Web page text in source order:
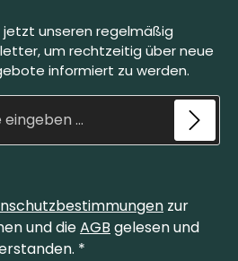
schleift und gleichzeitig
Brocken Größe 4 ist die
unserer Brocken.
jetzt unseren regelmäßig
um rechtzeitig über neue
informiert zu werden.
zur
und dieAGB gelesen und
*